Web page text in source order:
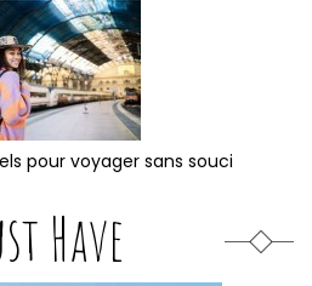
pour voyager sans souci
Have